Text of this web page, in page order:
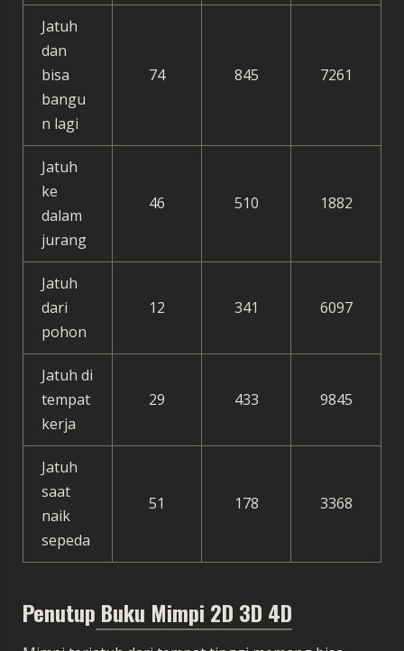
Jatuh
dan
bisa
bangu
n lagi
74 845 7261
Jatuh
ke
dalam
jurang
46 510 1882
Jatuh
dari
pohon
12 341 6097
Jatuh di
tempat
kerja
29 433 9845
Jatuh
saat
naik
sepeda
51 178 3368
Penutup Buku Mimpi 2D 3D 4D